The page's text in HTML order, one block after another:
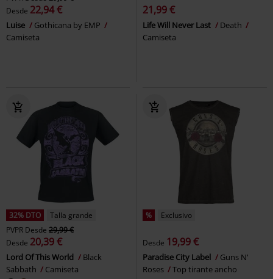
Desde 22,94 €
Luise
Gothicana by EMP
Camiseta
21,99 €
Life Will Never Last
Death
Camiseta
32% DTO
Talla grande
PVPR Desde 29,99 €
Desde 20,39 €
Lord Of This World
Black
Sabbath
Camiseta
% Exclusivo
Desde 19,99 €
Paradise City Label
Guns N'
Roses
Top tirante ancho